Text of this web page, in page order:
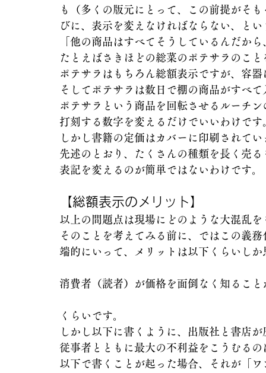
も（多くの版元にとって、この前提がそ
びに、表示を変えなければならない、と
「他の商品はすべてそうしているんだか
たとえばさきほどの総菜のポテサラのこ
ポテサラはもちろん総額表示ですが、容
そしてポテサラは数日で棚の商品がすべ
ポテサラという商品を回転させるルーチ
打刻する数字を変えるだけでいいわけです
しかし書籍の定価はカバーに印刷されてい
先述のとおり、たくさんの種類を長く売る
表記を変えるのが簡単ではないわけです。
【総額表示のメリット】
以上の問題点は現場にどのような大混乱
そのことを考えてみる前に、ではこの義
端的にいって、メリットは以下くらいし
消費者（読者）が価格を面倒なく知ること
くらいです。
しかし以下に書くように、出版社と書店
従事者とともに最大の不利益をこうむる
以下で書くことが起った場合、それが「